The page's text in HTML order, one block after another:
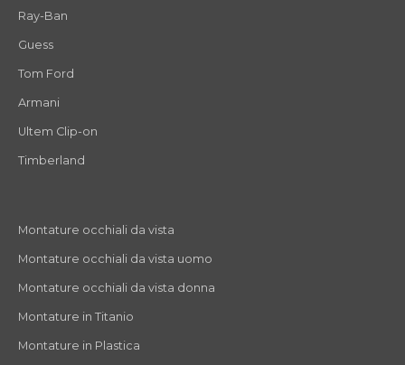
Ray-Ban
Guess
Tom Ford
Armani
Ultem Clip-on
Timberland
Montature occhiali da vista
Montature occhiali da vista uomo
Montature occhiali da vista donna
Montature in Titanio
Montature in Plastica